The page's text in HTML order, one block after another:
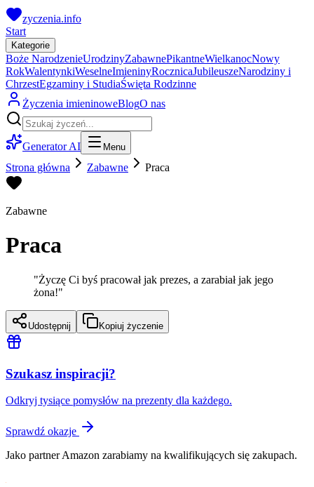
zyczenia.info
Start
Kategorie
Boże NarodzenieUrodzinyZabawnePikantneWielkanocNowy
RokWalentynkiWeselneImieninyRocznicaJubileuszeNarodziny i
ChrzestEgzaminy i StudiaŚwięta Rodzinne
Życzenia imieninoweBlogO nas
Generator AI Menu
Strona główna Zabawne Praca
Zabawne
Praca
"Życzę Ci byś pracował jak prezes, a zarabiał jak jego
żona!"
Udostępnij Kopiuj życzenie
Szukasz inspiracji?
Odkryj tysiące pomysłów na prezenty dla każdego.
Sprawdź okazje
Jako partner Amazon zarabiamy na kwalifikujących się zakupach.